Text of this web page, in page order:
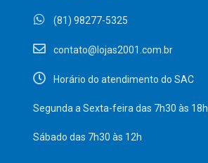
(81) 98277-5325
contato@lojas2001.com.br
Horário do atendimento do SAC
Segunda a Sexta-feira das 7h30 às 18h
Sábado das 7h30 às 12h